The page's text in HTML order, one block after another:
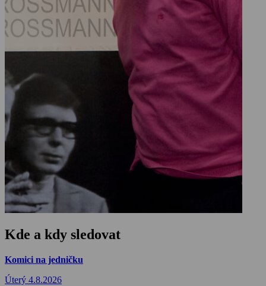
Kde a kdy sledovat
Komici na jedničku
Úterý 4.8.2026